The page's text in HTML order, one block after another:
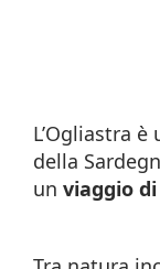
L’Ogliastra
della
un viaggio